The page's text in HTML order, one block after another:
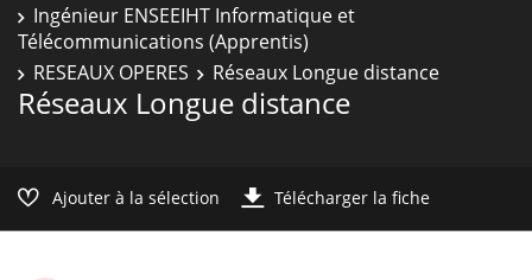
Ingénieur ENSEEIHT Informatique et
Télécommunications (Apprentis)
RESEAUX OPERES
Réseaux Longue distance
Réseaux Longue distance
Ajouter à la sélection Télécharger la fiche